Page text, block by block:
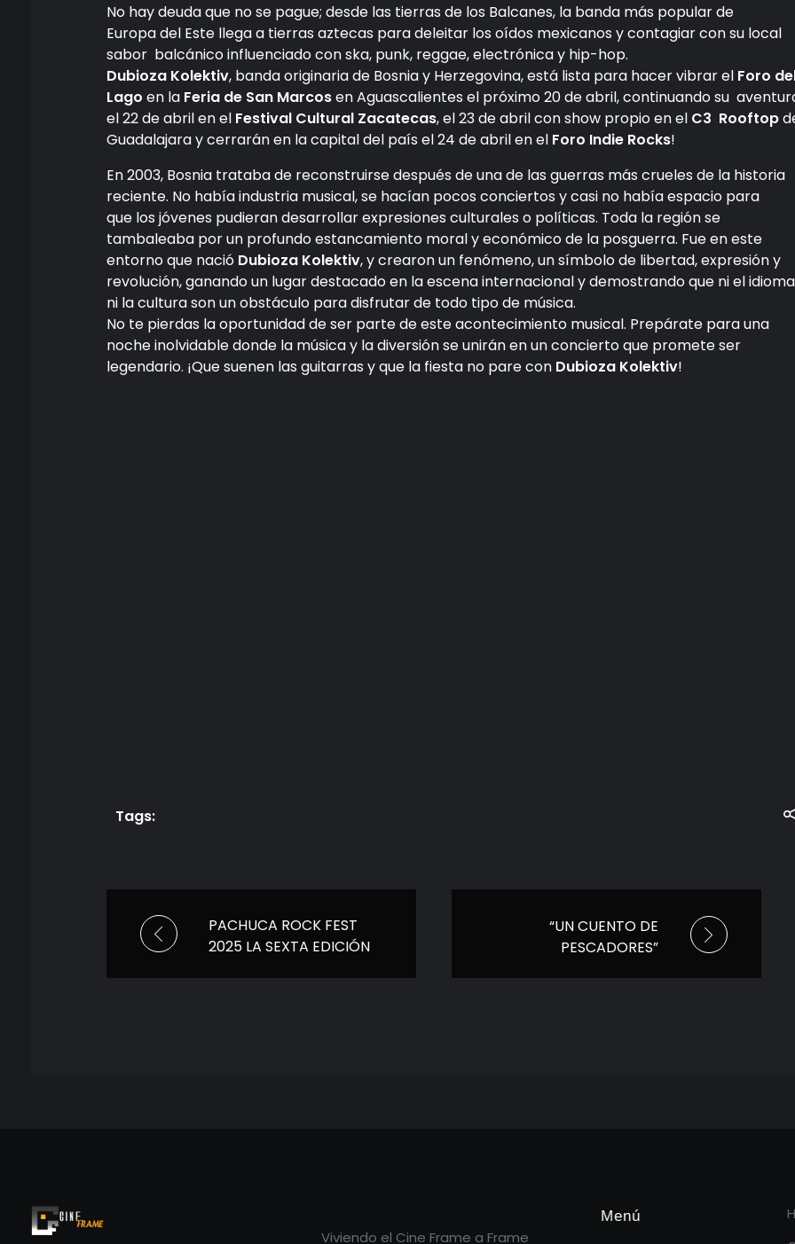
No hay deuda que no se pague; desde las tierras de los Balcanes, la banda más popular de
Europa del Este llega a tierras aztecas para deleitar los oídos mexicanos y contagiar con su local
sabor balcánico influenciado con ska, punk, reggae, electrónica y hip-hop.
Dubioza Kolektiv, banda originaria de Bosnia y Herzegovina, está lista para hacer vibrar el Foro
Lago en la Feria de San Marcosen Aguascalientes el próximo 20 de abril, continuando su
el 22 de abril en el Festival Cultural Zacatecas, el 23 de abril con show propio en el C3 Rooftop
Guadalajara y cerrarán en la capital del país el 24 de abril en el Foro Indie Rocks!
En 2003, Bosnia trataba de reconstruirse después de una de las guerras más crueles de la historia
reciente. No había industria musical, se hacían pocos conciertos y casi no había espacio para
que los jóvenes pudieran desarrollar expresiones culturales o políticas. Toda la región se
tambaleaba por un profundo estancamiento moral y económico de la posguerra. Fue en este
entorno que nació Dubioza Kolektiv, y crearon un fenómeno, un símbolo de libertad, expresión y
revolución, ganando un lugar destacado en la escena internacional y demostrando que ni el idioma
ni la cultura son un obstáculo para disfrutar de todo tipo de música.
No te pierdas la oportunidad de ser parte de este acontecimiento musical. Prepárate para una
noche inolvidable donde la música y la diversión se unirán en un concierto que promete ser
legendario. ¡Que suenen las guitarras y que la fiesta no pare con Dubioza Kolektiv!
Tags:
PACHUCA ROCK FEST
2025 LA SEXTA EDICIÓN
“UN CUENTO DE
PESCADORES”
Viviendo el Cine Frame a Frame
Menú